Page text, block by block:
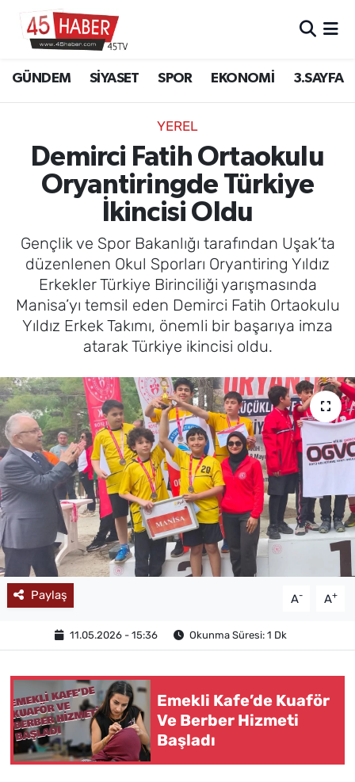
GÜNDEM SİYASET SPOR EKONOMİ 3.SAYFA
YEREL
Demirci Fatih Ortaokulu
Oryantiringde Türkiye
İkincisi Oldu
Gençlik ve Spor Bakanlığı tarafından Uşak’ta
düzenlenen Okul Sporları Oryantiring Yıldız
Erkekler Türkiye Birinciliği yarışmasında
Manisa’yı temsil eden Demirci Fatih Ortaokulu
Yıldız Erkek Takımı, önemli bir başarıya imza
atarak Türkiye ikincisi oldu.
Paylaş A- A+
11.05.2026 - 15:36 Okunma Süresi: 1 Dk
Emekli Kafe’de Kuaför
Ve Berber Hizmeti
Başladı
SİYASET
EKONOMİ
EĞİTİM
SAĞLIK
YAŞAM
MAGAZİN
Manisa Hava Durumu
Manisa Namaz Vakitleri
Manisa Trafik Yoğunluk Haritası
Süper Lig Puan Durumu ve Fikstür
Tüm Manşetler
Son Dakika Haberleri
Haber Arşivi